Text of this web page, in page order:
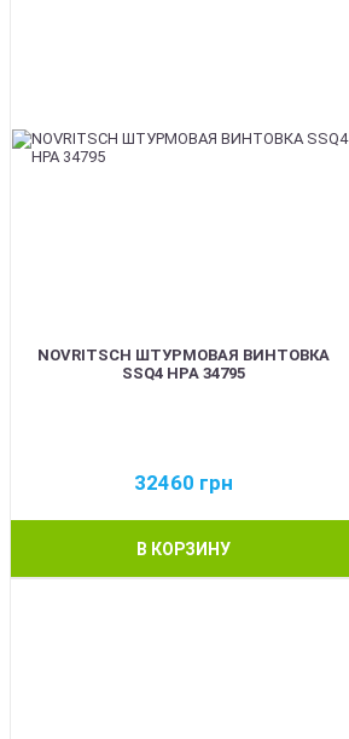
NOVRITSCH ШТУРМОВАЯ ВИНТОВКА
SSQ4 HPA 34795
32460 грн
В КОРЗИНУ